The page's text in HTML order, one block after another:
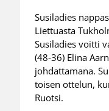
Susiladies
Liettuasta
Susiladies voitti
(48-36) Elina
johdattamana.
toisen ottelun,
Ruotsi.